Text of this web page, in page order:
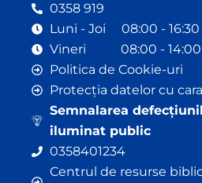
0358 919
Luni - Joi 08:00 - 16:30
Vineri 08:00 - 14:00
Politica de Cookie-uri
Protecția datelor cu
Semnalarea
iluminat public
0358401234
Centrul de resurse